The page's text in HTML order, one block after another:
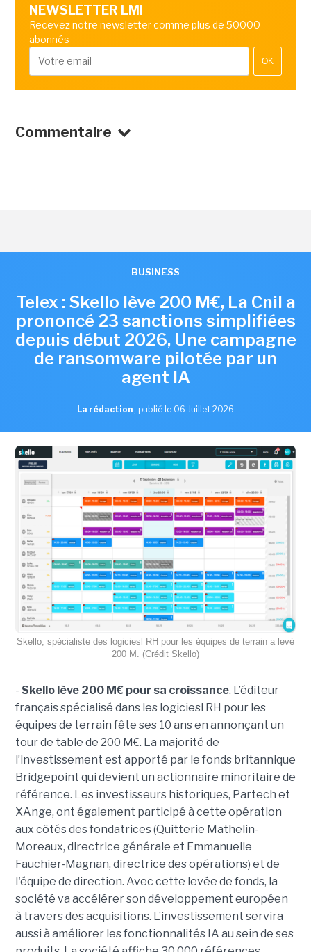
NEWSLETTER LMI
Recevez notre newsletter comme plus de 50000
abonnés
OK
Commentaire
BUSINESS
Telex : Skello lève 200 M€, La Cnil a
prononcé 23 sanctions simplifiées
depuis début 2026, Une campagne
de ransomware pilotée par un
agent IA
La rédaction , publié le 06 Juillet 2026
Skello, spécialiste des logiciesl RH pour les équipes de terrain a levé
200 M. (Crédit Skello)
- Skello lève 200 M€ pour sa croissance. L’éditeur
français spécialisé dans les logiciesl RH pour les
équipes de terrain fête ses 10 ans en annonçant un
tour de table de 200 M€. La majorité de
l’investissement est apporté par le fonds britannique
Bridgepoint qui devient un actionnaire minoritaire de
référence. Les investisseurs historiques, Partech et
XAnge, ont également participé à cette opération
aux côtés des fondatrices (Quitterie Mathelin-
Moreaux, directrice générale et Emmanuelle
Fauchier-Magnan, directrice des opérations) et de
l'équipe de direction. Avec cette levée de fonds, la
société va accélérer son développement européen
à travers des acquisitions. L’investissement servira
aussi à améliorer les fonctionnalités IA au sein de ses